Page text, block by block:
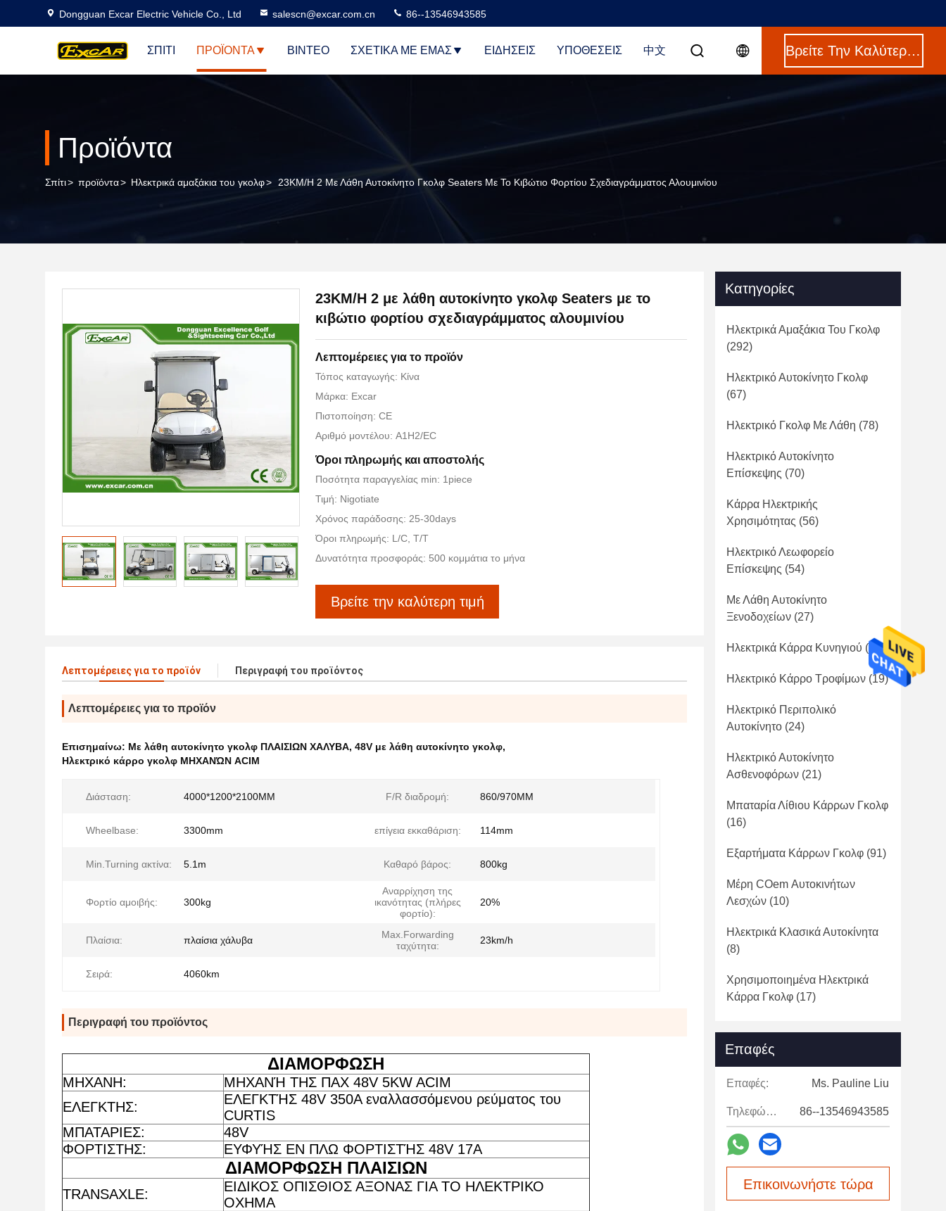
Dongguan Excar Electric Vehicle Co., Ltd salescn@excar.com.cn 86--13546943585
ΣΠΊΤΙ ΠΡΟΪΌΝΤΑ ΒΊΝΤΕΟ ΣΧΕΤΙΚΆ ΜΕ ΕΜΆΣ ΕΙΔΉΣΕΙΣ ΥΠΟΘΈΣΕΙΣ 中文 Βρείτε Την Καλύτερη Τιμή
Προϊόντα
Σπίτι> προϊόντα> Ηλεκτρικά αμαξάκια του γκολφ> 23KM/H 2 Με Λάθη Αυτοκίνητο Γκολφ Seaters Με Το Κιβώτιο Φορτίου Σχεδιαγράμματος Αλουμινίου
23KM/H 2 με λάθη αυτοκίνητο γκολφ Seaters με το
κιβώτιο φορτίου σχεδιαγράμματος αλουμινίου
Λεπτομέρειες για το προϊόν
Τόπος καταγωγής: Κίνα
Μάρκα: Excar
Πιστοποίηση: CE
Αριθμό μοντέλου: A1H2/EC
Όροι πληρωμής και αποστολής
Ποσότητα παραγγελίας min: 1piece
Τιμή: Nigotiate
Χρόνος παράδοσης: 25-30days
Όροι πληρωμής: L/C, T/T
Δυνατότητα προσφοράς: 500 κομμάτια το μήνα
Βρείτε την καλύτερη τιμή
Λεπτομέρειες για το προϊόν Περιγραφή του προϊόντος
Λεπτομέρειες για το προϊόν
Επισημαίνω: Με λάθη αυτοκίνητο γκολφ ΠΛΑΙΣΙΩΝ ΧΑΛΥΒΑ, 48V με λάθη αυτοκίνητο γκολφ,
Ηλεκτρικό κάρρο γκολφ ΜΗΧΑΝΏΝ ACIM
Διάσταση: 4000*1200*2100MM F/R διαδρομή: 860/970MM
Wheelbase: 3300mm επίγεια εκκαθάριση: 114mm
Min.Turning ακτίνα: 5.1m Καθαρό βάρος: 800kg
Φορτίο αμοιβής: 300kg
Αναρρίχηση της
ικανότητας (πλήρες
φορτίο):
20%
Πλαίσια: πλαίσια χάλυβα
Max.Forwarding
ταχύτητα:
23km/h
Σειρά: 4060km
Περιγραφή του προϊόντος
ΔΙΑΜΟΡΦΩΣΗ
ΜΗΧΑΝΗ:
ΜΗΧΑΝΉ ΤΗΣ ΠΑΧ 48V 5KW ACIM
ΕΛΕΓΚΤΗΣ:
ΕΛΕΓΚΤΉΣ 48V 350A εναλλασσόμενου ρεύματος του
CURTIS
ΜΠΑΤΑΡΙΕΣ:
48V
ΦΟΡΤΙΣΤΗΣ:
ΕΥΦΥΉΣ ΕΝ ΠΛΩ ΦΟΡΤΙΣΤΉΣ 48V 17A
ΔΙΑΜΟΡΦΩΣΗ ΠΛΑΙΣΙΩΝ
TRANSAXLE:
ΕΙΔΙΚΟΣ ΟΠΙΣΘΙΟΣ ΑΞΟΝΑΣ ΓΙΑ ΤΟ ΗΛΕΚΤΡΙΚΟ
ΟΧΗΜΑ
Κατηγορίες
Ηλεκτρικά Αμαξάκια Του Γκολφ
(292)
Ηλεκτρικό Αυτοκίνητο Γκολφ
(67)
Ηλεκτρικό Γκολφ Με Λάθη (78)
Ηλεκτρικό Αυτοκίνητο
Επίσκεψης (70)
Κάρρα Ηλεκτρικής
Χρησιμότητας (56)
Ηλεκτρικό Λεωφορείο
Επίσκεψης (54)
Με Λάθη Αυτοκίνητο
Ξενοδοχείων (27)
Ηλεκτρικά Κάρρα Κυνηγιού (41)
Ηλεκτρικό Κάρρο Τροφίμων (19)
Ηλεκτρικό Περιπολικό
Αυτοκίνητο (24)
Ηλεκτρικό Αυτοκίνητο
Ασθενοφόρων (21)
Μπαταρία Λίθιου Κάρρων Γκολφ
(16)
Εξαρτήματα Κάρρων Γκολφ (91)
Μέρη COem Αυτοκινήτων
Λεσχών (10)
Ηλεκτρικά Κλασικά Αυτοκίνητα
(8)
Χρησιμοποιημένα Ηλεκτρικά
Κάρρα Γκολφ (17)
Επαφές
Επαφές: Ms. Pauline Liu
Τηλεφώνημα: 86--13546943585
Επικοινωνήστε τώρα